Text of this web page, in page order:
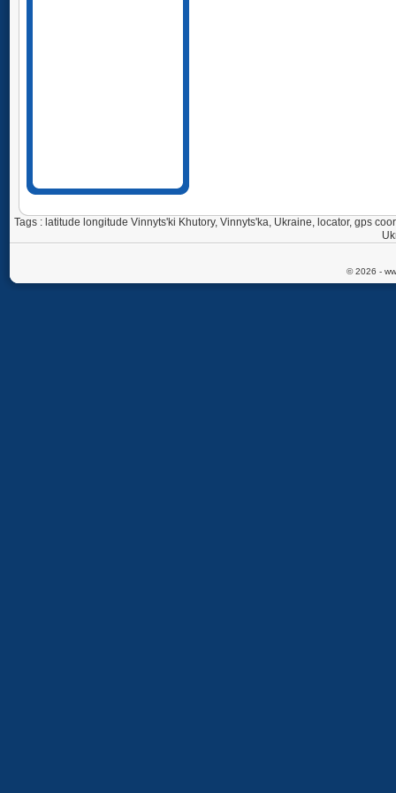
Tags : latitude longitude Vinnyts'ki Khutory, Vinnyts'ka, Ukraine, locator, gps
© 2026 -